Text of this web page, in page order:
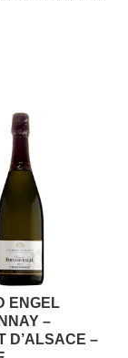
ENGEL
–
D’ALSACE –